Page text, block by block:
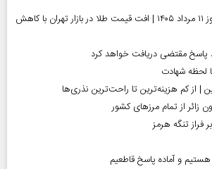
قیمت طلا و سکه امروز ۱۱ مرداد ۱۴۰۵ | افت قیمت طلا در بازار تهران با کاهش
پاسخ مقتضی دریافت خواهد کرد
شهادت
| از کم هزینه‌ترین تا راحت‌ترین نذری‌ها
و آماده پاسخ قاطعیم